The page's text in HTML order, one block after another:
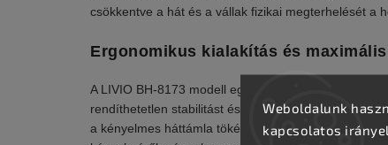
Weboldalunk
kapcsolatos
csökkentve a hát és a vállak fizikai megterhelését a
Ergonomikus kialakítás és
A LIVIO BH-8173 modell egy kifejezetten masszív,
rendíthetetlen stabilitást és biztonságot garantál
a kényelmes háttámla tökéletes alátámasztást